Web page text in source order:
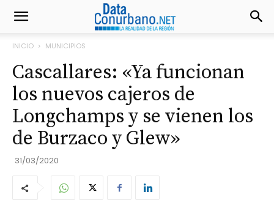
INICIO MUNICIPIOS
Cascallares: «Ya funcionan
los nuevos cajeros de
Longchamps y se vienen los
de Burzaco y Glew»
31/03/2020